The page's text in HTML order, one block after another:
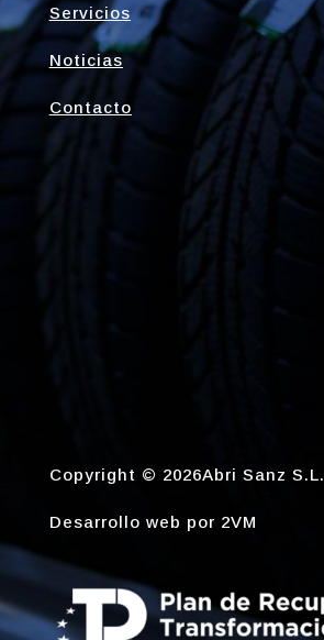
Servicios
Noticias
Contacto
Copyright © 2026Abri Sanz S.L.
Desarrollo web por 2VM